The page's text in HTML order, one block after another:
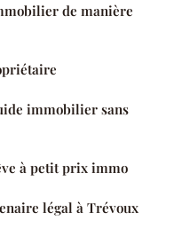
de manière
immobilier sans
à petit prix immo
légal à Trévoux